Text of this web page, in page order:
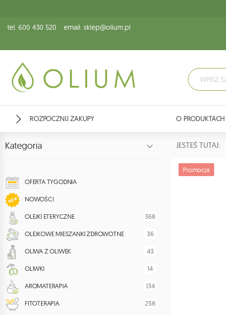
tel. 600 430 520 email: sklep@olium.pl
ROZPOCZNIJ ZAKUPY O PRODUKTACH
Kategoria
OFERTA TYGODNIA
NOWOŚCI
OLEJKI ETERYCZNE 368
OLEJKOWE MIESZANKI ZDROWOTNE 36
OLIWA Z OLIWEK 43
OLIWKI 14
AROMATERAPIA 134
FITOTERAPIA 258
JESTEŚ TUTAJ:
Promocja